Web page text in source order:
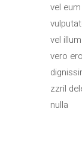
vel
vel
vero
zzril
nulla